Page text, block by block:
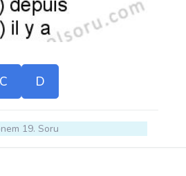
C D
19. Soru